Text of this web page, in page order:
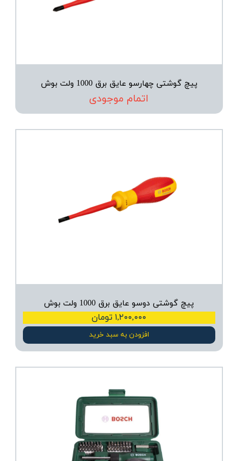
پیچ گوشتی چهارسو عایق برق 1000 ولت بوش
اتمام موجودی
پیچ گوشتی دوسو عایق برق 1000 ولت بوش
۱,۲۰۰,۰۰۰ تومان
افزودن به سبد خرید